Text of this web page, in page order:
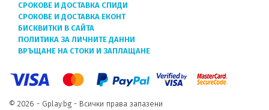
СРОКОВЕ И ДОСТАВКА СПИДИ
СРОКОВЕ И ДОСТАВКА ЕКОНТ
БИСКВИТКИ В САЙТА
ПОЛИТИКА ЗА ЛИЧНИТЕ ДАННИ
ВРЪЩАНЕ НА СТОКИ И ЗАПЛАЩАНЕ
© 2026 - Gplay.bg - Всички права запазени